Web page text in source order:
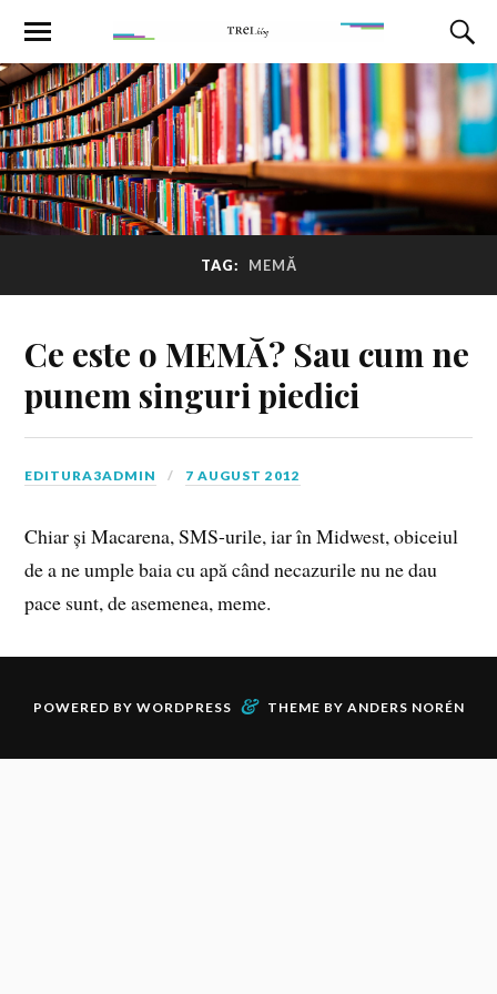
TAG: MEMĂ
Ce este o MEMĂ? Sau cum ne
punem singuri piedici
EDITURA3ADMIN 7 AUGUST 2012
Chiar și Macarena, SMS-urile, iar în Midwest, obiceiul
de a ne umple baia cu apă când necazurile nu ne dau
pace sunt, de asemenea, meme.
POWERED BY WORDPRESS & THEME BY ANDERS NORÉN